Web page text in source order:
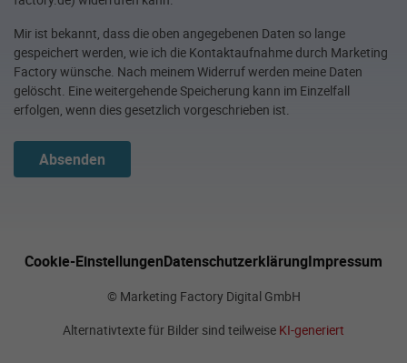
Mir ist bekannt, dass die oben angegebenen Daten so lange
gespeichert werden, wie ich die Kontaktaufnahme durch Marketing
Factory wünsche. Nach meinem Widerruf werden meine Daten
gelöscht. Eine weitergehende Speicherung kann im Einzelfall
erfolgen, wenn dies gesetzlich vorgeschrieben ist.
Absenden
Cookie-EinstellungenDatenschutzerklärungImpressum
© Marketing Factory Digital GmbH
Alternativtexte für Bilder sind teilweise KI-generiert